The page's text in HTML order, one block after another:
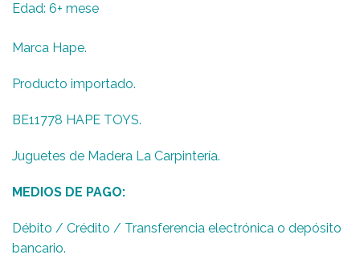
Edad: 6+ mese
Marca Hape.
Producto importado.
BE11778 HAPE TOYS.
Juguetes de Madera La Carpintería.
MEDIOS DE PAGO:
Débito / Crédito / Transferencia electrónica o depósito
bancario.